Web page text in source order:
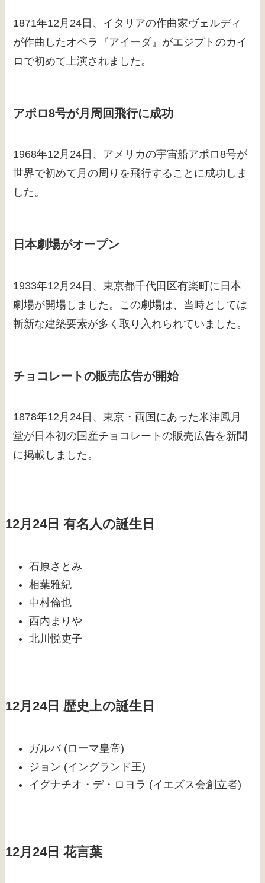
1871年12月24日、イタリアの作曲家ヴェルディ
が作曲したオペラ『アイーダ』がエジプトのカイ
ロで初めて上演されました。
アポロ8号が月周回飛行に成功
1968年12月24日、アメリカの宇宙船アポロ8号が
世界で初めて月の周りを飛行することに成功しま
した。
日本劇場がオープン
1933年12月24日、東京都千代田区有楽町に日本
劇場が開場しました。この劇場は、当時としては
斬新な建築要素が多く取り入れられていました。
チョコレートの販売広告が開始
1878年12月24日、東京・両国にあった米津風月
堂が日本初の国産チョコレートの販売広告を新聞
に掲載しました。
12月24日 有名人の誕生日
石原さとみ
相葉雅紀
中村倫也
西内まりや
北川悦吏子
12月24日 歴史上の誕生日
ガルバ (ローマ皇帝)
ジョン (イングランド王)
イグナチオ・デ・ロヨラ (イエズス会創立者)
12月24日 花言葉